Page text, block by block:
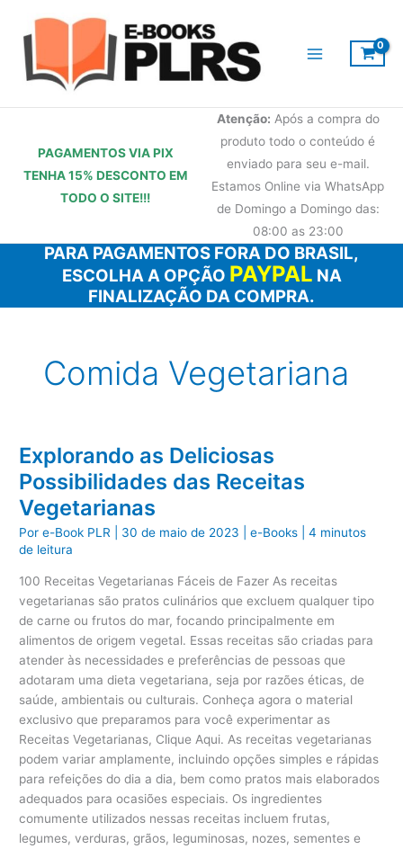
conteúdo
PAGAMENTOS VIA PIX
TENHA 15% DESCONTO EM
TODO O SITE!!!
Atenção: Após a compra do
produto todo o conteúdo é
enviado para seu e-mail.
Estamos Online via WhatsApp
de Domingo a Domingo das:
08:00 as 23:00
PARA PAGAMENTOS FORA DO BRASIL,
ESCOLHA A OPÇÃO PAYPAL NA
FINALIZAÇÃO DA COMPRA.
Comida Vegetariana
Explorando as Deliciosas
Possibilidades das Receitas
Vegetarianas
Pore-Book PLR 30 de maio de 2023 |e-Books |4 minutos
de leitura
100 Receitas Vegetarianas Fáceis de Fazer As receitas
vegetarianas são pratos culinários que excluem qualquer tipo
de carne ou frutos do mar, focando principalmente em
alimentos de origem vegetal. Essas receitas são criadas para
atender às necessidades e preferências de pessoas que
adotaram uma dieta vegetariana, seja por razões éticas, de
saúde, ambientais ou culturais. Conheça agora o material
exclusivo que preparamos para você experimentar as
Receitas Vegetarianas, Clique Aqui. As receitas vegetarianas
podem variar amplamente, incluindo opções simples e rápidas
para refeições do dia a dia, bem como pratos mais elaborados
adequados para ocasiões especiais. Os ingredientes
comumente utilizados nessas receitas incluem frutas,
legumes, verduras, grãos, leguminosas, nozes, sementes e